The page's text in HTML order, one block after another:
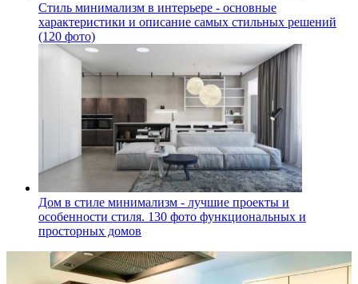
Стиль минимализм в интерьере - основные
характеристики и описание самых стильных решений
(120 фото)
Дом в стиле минимализм - лучшие проекты и
особенности стиля. 130 фото функциональных и
просторных домов